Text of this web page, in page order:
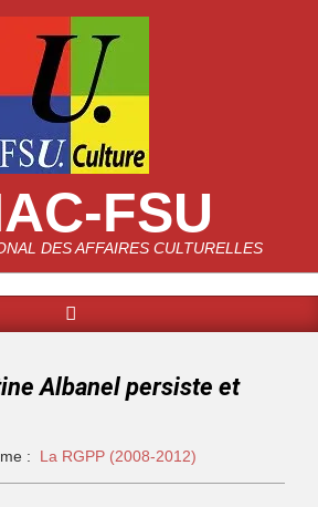
FSU
DES AFFAIRES CULTURELLES
Albanel persiste et
: La RGPP (2008-2012)